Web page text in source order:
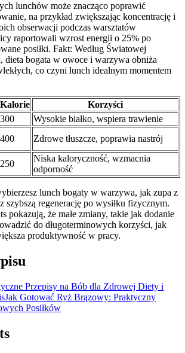
lunchów może znacząco poprawić
na przykład zwiększając koncentrację i
obserwacji podczas warsztatów
raportowali wzrost energii o 25% po
posiłki. Fakt: Według Światowej
dieta bogata w owoce i warzywa obniża
co czyni lunch idealnym momentem
Kalorie
Korzyści
300
Wysokie białko, wspiera trawienie
400 Zdrowe tłuszcze, poprawia nastrój
250
Niska kaloryczność, wzmacnia
odporność
lunch bogaty w warzywa, jak zupa z
szybszą regenerację po wysiłku fizycznym.
pokazują, że małe zmiany, takie jak dodanie
do długoterminowych korzyści, jak
produktywność w pracy.
Przepisy na Bób dla Zdrowej Diety i
Jak Gotować Ryż Brązowy: Praktyczny
Posiłków